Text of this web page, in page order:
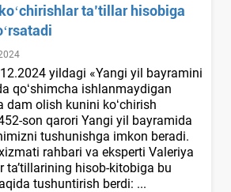
ta’tillar hisobiga
yildagi «Yangi yil bayramini
qoʻshimcha ishlanmaydigan
dam olish kunini koʻchirish
son qarori Yangi yil bayramida
tushunishga imkon beradi.
rahbari va eksperti Valeriya
ta’tillarining hisob-kitobiga bu
tushuntirish berdi: ...